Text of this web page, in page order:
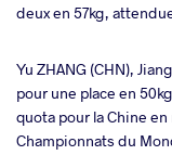
deux en 57kg,
Yu ZHANG (CHN),
pour une place en
quota pour la Chine
Championnats du